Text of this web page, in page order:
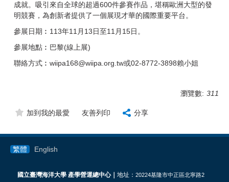
成就。吸引來自全球的超過600件參賽作品，堪稱歐洲大型的發
明競賽，為創新者提供了一個展現才華的國際重要平台。
參展日期︰113年11月13日至11月15日。
參展地點︰巴黎(線上展)
聯絡方式︰wiipa168@wiipa.org.tw或02-8772-3898賴小姐
瀏覽數: 311
加到我的最愛 友善列印 分享
繁體 English
國立臺灣海洋大學 產學營運總中心｜ 地址： 20224基隆市中正區北寧路2